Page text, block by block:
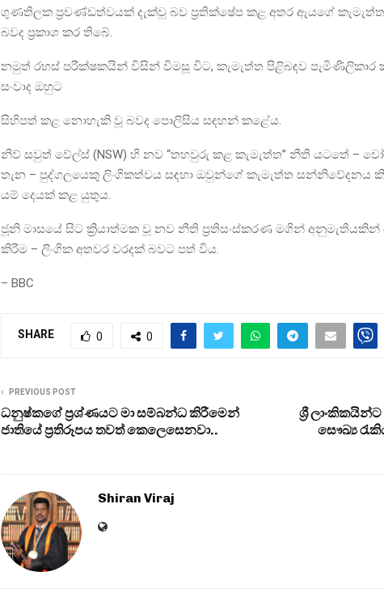
ගුණතිලක ප්‍රචණ්ඩත්වයක් දැක්වූ බව ප්‍රතික්ෂේප කළ අතර ඇයගේ කැමැත්ත
බවද ප්‍රකාශ කර තිබේ.
නමුත් රහස් පරීක්ෂකයින් විසින් විමසූ විට, කැමැත්ත පිළිබඳව පැමිණිලිකාර
සංවාද ඔහුට
සිහිපත් කළ නොහැකි වූ බවද පොලිසිය සඳහන් කළේය.
නිව් සවුත් වේල්ස් (NSW) හි නව “තහවුරු කළ කැමැත්ත” නීති යටතේ –
තැන – පුද්ගලයෙකු ලිංගිකත්වය සඳහා ඔවුන්ගේ කැමැත්ත සන්නිවේදනය
යම් දෙයක් කළ යුතුය.
ජූනි මාසයේ සිට ක්‍රියාත්මක වූ නව නීති ප්‍රතිසංස්කරණ මගින්
කිරීම – ලිංගික අතවර වරදක් බවට පත් විය.
– BBC
SHARE 0 0
PREVIOUS POST
ධනුෂ්කගේ ප‍්‍රශ්ණයට මා සම්බන්ධ කිරීමෙන්
ජාතියේ ප‍්‍රතිරූපය තවත් කෙලෙසෙනවා..
ශ්‍රී
සෞඛ්‍ය
Shiran Viraj